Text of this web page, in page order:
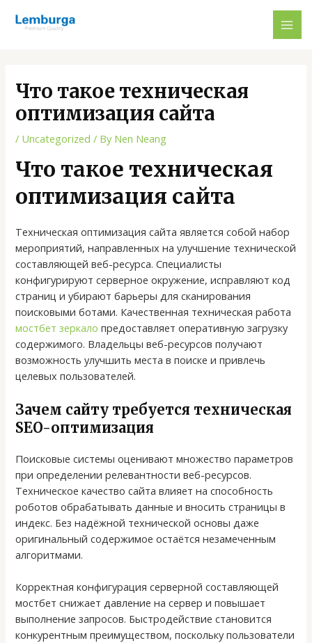
Что такое техническая
оптимизация сайта
/ Uncategorized / By Nen Neang
Что такое техническая
оптимизация сайта
Техническая оптимизация сайта является собой набор
мероприятий, направленных на улучшение технической
составляющей веб-ресурса. Специалисты
конфигурируют серверное окружение, исправляют код
страниц и убирают барьеры для сканирования
поисковыми ботами. Качественная техническая работа
мостбет зеркало предоставляет оперативную загрузку
содержимого. Владельцы веб-ресурсов получают
возможность улучшить места в поиске и привлечь
целевых пользователей.
Зачем сайту требуется техническая
SEO-оптимизация
Поисковые системы оценивают множество параметров
при определении релевантности веб-ресурсов.
Техническое качество сайта влияет на способность
роботов обрабатывать данные и вносить страницы в
индекс. Без надёжной технической основы даже
оригинальный содержимое остаётся незамеченным
алгоритмами.
Корректная конфигурация серверной составляющей
мостбет снижает давление на сервер и повышает
выполнение запросов. Быстродействие становится
конкурентным преимуществом, поскольку пользователи
navigation